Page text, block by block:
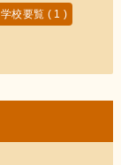
学校要覧 ( 1 )